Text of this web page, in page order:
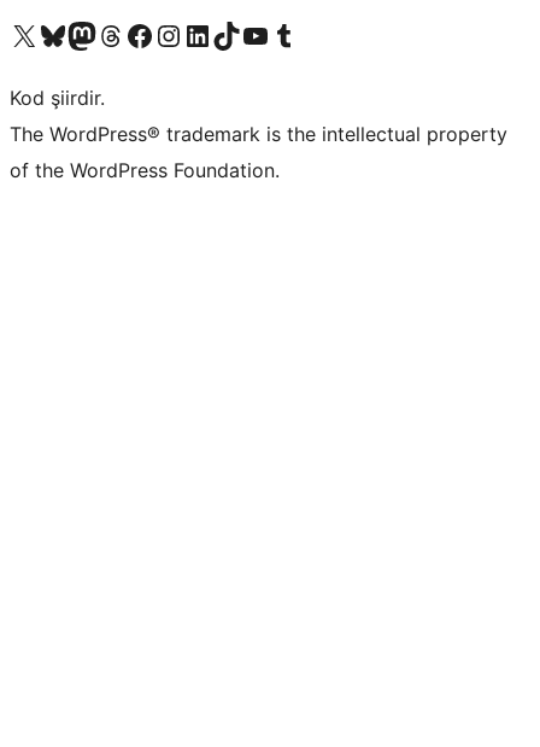
X (eski Twitter) hesabımıza bakın
Bluesky hesabımızı ziyaret edinMastodon hesabımızı ziyaret edinThreads hesabımızı ziyaret edinFacebook sayfamızı ziyaret edinInstagram hesabımızı ziyaret edinLinkedIn hesabımızı ziyaret edinTikTok hesabımızı ziyaret edinYouTube kanalımızı ziyaret edinTumblr hesabımızı ziyaret edin
Kod şiirdir.
The WordPress® trademark is the intellectual property
of the WordPress Foundation.